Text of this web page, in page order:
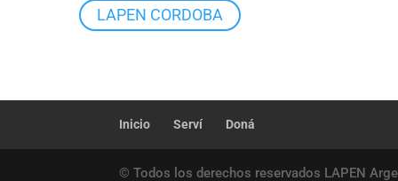
LAPEN CORDOBA
Inicio Serví Doná
© Todos los derechos reservados LAPEN